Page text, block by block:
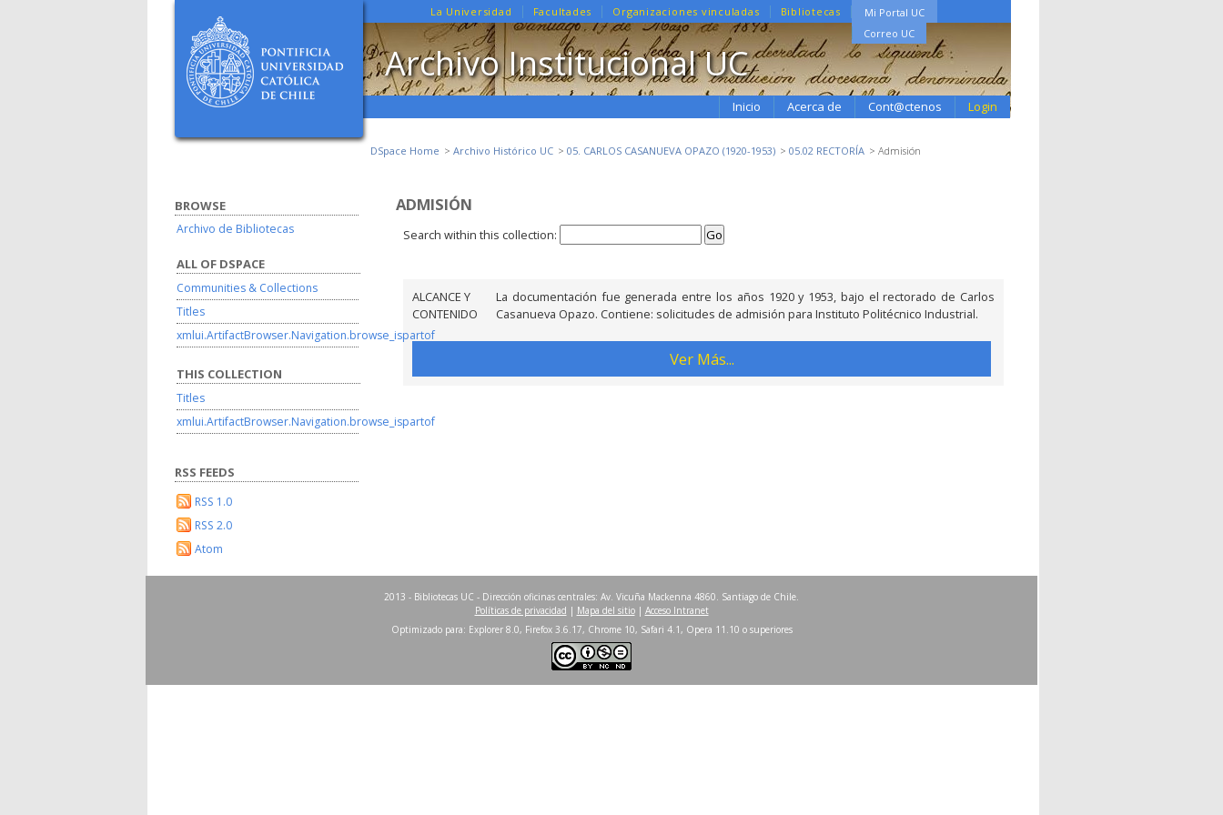
Mi Portal UC
Correo UC
La Universidad Facultades Organizaciones vinculadas Bibliotecas
Archivo Institucional UC
Login
Inicio Acerca de Cont@ctenos
DSpace Home Archivo Histórico UC 05. CARLOS CASANUEVA OPAZO (1920-1953) 05.02 RECTORÍA Admisión
ADMISIÓN
Search within this collection:
ALCANCE Y
CONTENIDO
La documentación fue generada entre los años 1920 y 1953, bajo el rectorado de Carlos
Casanueva Opazo. Contiene: solicitudes de admisión para Instituto Politécnico Industrial.
Ver Más...
BROWSE
Archivo de Bibliotecas
ALL OF DSPACE
Communities & Collections
Titles
xmlui.ArtifactBrowser.Navigation.browse_ispartof
THIS COLLECTION
Titles
xmlui.ArtifactBrowser.Navigation.browse_ispartof
RSS FEEDS
RSS 1.0
RSS 2.0
Atom
2013 - Bibliotecas UC - Dirección oficinas centrales: Av. Vicuña Mackenna 4860. Santiago de Chile.
Políticas de privacidad | Mapa del sitio| Acceso Intranet
Optimizado para: Explorer 8.0, Firefox 3.6.17, Chrome 10, Safari 4.1, Opera 11.10 o superiores